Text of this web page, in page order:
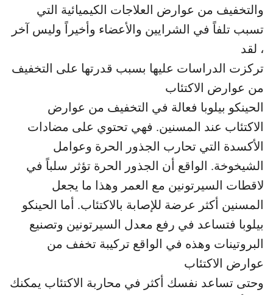
والتخفيف من عوارض العلاجات الكيميائية التي
تسبب تلفاً في الشرايين والأعضاء وأخيراً وليس آخر
، لقد
تركزت الدراسات عليها بسبب قدرتها على التخفيف
من عوارض الاكتئاب
الحينكو بيلوبا فعالة في التخفيف من عوارض
الاكتئاب عند المسنين. فهي تحتوي على مضادات
الأكسدة التي تحارب الجذور الحرة وعوامل
الشيخوخة. الواقع أن الجذور الحرة تؤثر سلباً في
لاقطات السيرتونين مع العمر وهذا ما يجعل
المسنين أكثر عرضة للإصابة بالاكتئاب. أما الحينكو
بيلوبا فتساعد في رفع معدل السيرتونين وتصنيع
البروتينات وهذه في الواقع تركيبة تخفف من
عوارض الاكتئاب
وحتى تساعد نفسك أكثر في محاربة الاكتئاب يمكنك